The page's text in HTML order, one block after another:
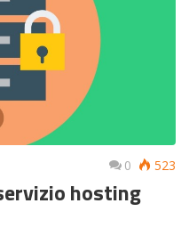
0 523
hosting